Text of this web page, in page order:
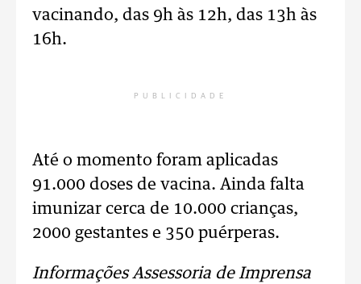
vacinando, das 9h às 12h, das 13h às
16h.
PUBLICIDADE
Até o momento foram aplicadas
91.000 doses de vacina. Ainda falta
imunizar cerca de 10.000 crianças,
2000 gestantes e 350 puérperas.
Informações Assessoria de Imprensa